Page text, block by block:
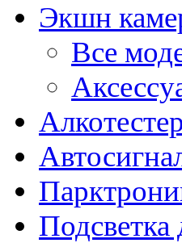
Экшн
Все
Подсветка